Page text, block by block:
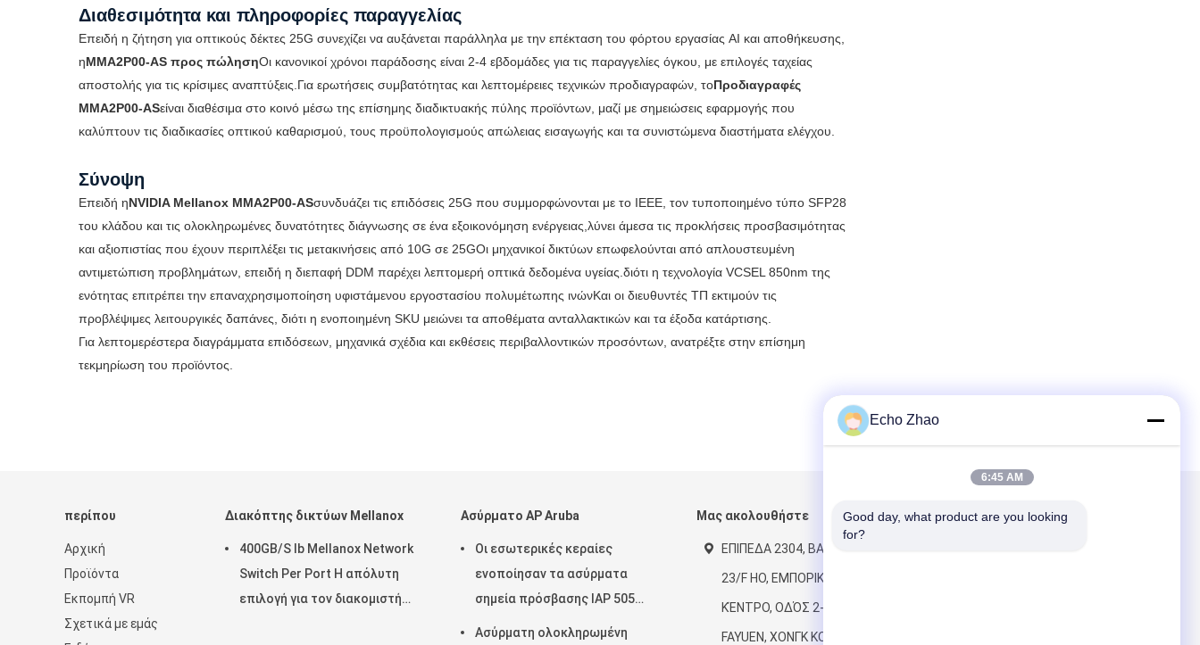
Διαθεσιμότητα και πληροφορίες παραγγελίας
Επειδή η ζήτηση για οπτικούς δέκτες 25G συνεχίζει να αυξάνεται παράλληλα με την επέκταση του φόρτου εργασίας AI και αποθήκευσης,
ηMMA2P00-AS προς πώλησηΟι κανονικοί χρόνοι παράδοσης είναι 2-4 εβδομάδες για τις παραγγελίες όγκου, με επιλογές ταχείας
αποστολής για τις κρίσιμες αναπτύξεις.Για ερωτήσεις συμβατότητας και λεπτομέρειες τεχνικών προδιαγραφών, τοΠροδιαγραφές
MMA2P00-ASείναι διαθέσιμα στο κοινό μέσω της επίσημης διαδικτυακής πύλης προϊόντων, μαζί με σημειώσεις εφαρμογής που
καλύπτουν τις διαδικασίες οπτικού καθαρισμού, τους προϋπολογισμούς απώλειας εισαγωγής και τα συνιστώμενα διαστήματα ελέγχου.
Σύνοψη
Επειδή ηNVIDIA Mellanox MMA2P00-ASσυνδυάζει τις επιδόσεις 25G που συμμορφώνονται με το IEEE, τον τυποποιημένο τύπο SFP28
του κλάδου και τις ολοκληρωμένες δυνατότητες διάγνωσης σε ένα εξοικονόμηση ενέργειας,λύνει άμεσα τις προκλήσεις προσβασιμότητας
και αξιοπιστίας που έχουν περιπλέξει τις μετακινήσεις από 10G σε 25GΟι μηχανικοί δικτύων επωφελούνται από απλουστευμένη
αντιμετώπιση προβλημάτων, επειδή η διεπαφή DDM παρέχει λεπτομερή οπτικά δεδομένα υγείας.διότι η τεχνολογία VCSEL 850nm της
ενότητας επιτρέπει την επαναχρησιμοποίηση υφιστάμενου εργοστασίου πολυμέτωπης ινώνΚαι οι διευθυντές ΤΠ εκτιμούν τις
προβλέψιμες λειτουργικές δαπάνες, διότι η ενοποιημένη SKU μειώνει τα αποθέματα ανταλλακτικών και τα έξοδα κατάρτισης.
Για λεπτομερέστερα διαγράμματα επιδόσεων, μηχανικά σχέδια και εκθέσεις περιβαλλοντικών προσόντων, ανατρέξτε στην επίσημη
τεκμηρίωση του προϊόντος.
περίπου
Αρχική
Προϊόντα
Εκπομπή VR
Σχετικά με εμάς
Διακόπτης δικτύων Mellanox
400GB/S Ib Mellanox Network
Switch Per Port Η απόλυτη
επιλογή για τον διακομιστή
Ασύρματο AP Aruba
Οι εσωτερικές κεραίες
ενοποίησαν τα ασύρματα
σημεία πρόσβασης IAP 505
(RW) 2x2 της Αρούμπα
Ασύρματη ολοκληρωμένη
Μας ακολουθήστε
ΕΠΙΠΕΔΑ 2304, ΒΑΣΙΛΙΆΣ
23/F HO, ΕΜΠΟΡΙΚΌ
ΚΈΝΤΡΟ, ΟΔΌΣ 2-16
FAYUEN, ΧΟΝΓΚ ΚΟΝΓΚ
Στείλτε μας μήνυμα
Echo Zhao
6:45 AM
Good day, what product are you looking
for?